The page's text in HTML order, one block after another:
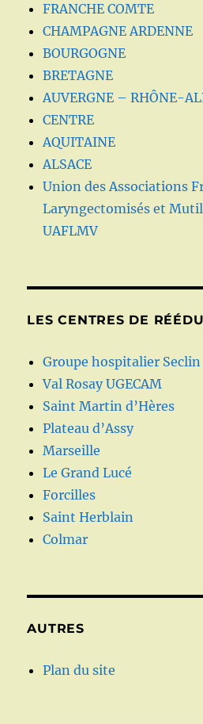
FRANCHE COMTE
CHAMPAGNE ARDENNE
BOURGOGNE
BRETAGNE
AUVERGNE – RHÔNE-
CENTRE
AQUITAINE
ALSACE
Union des Associations
Laryngectomisés et
UAFLMV
LES CENTRES DE
Groupe hospitalier
Val Rosay UGECAM
Saint Martin d’Hères
Plateau d’Assy
Marseille
Le Grand Lucé
Forcilles
Saint Herblain
Colmar
AUTRES
Plan du site